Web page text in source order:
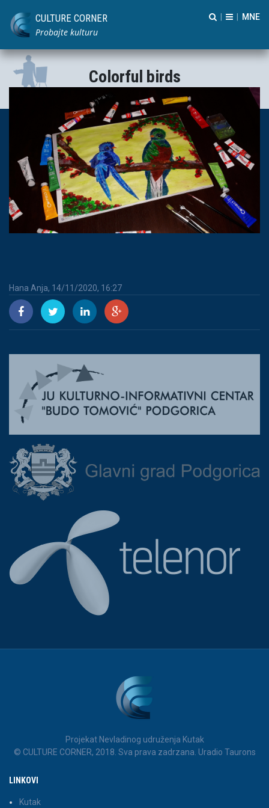
CULTURE CORNER
Probajte kulturu
Colorful birds
Hana Anja, 14/11/2020, 16:27
Projekat Nevladinog udruženja Kutak
© CULTURE CORNER, 2018. Sva prava zadrzana. Uradio Taurons
LINKOVI
Kutak